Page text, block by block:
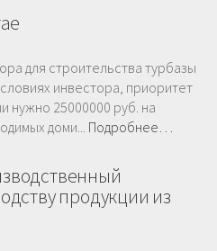
для строительства турбазы
инвестора, приоритет
нужно 25000000 руб. на
доми... Подробнее…
продукции из